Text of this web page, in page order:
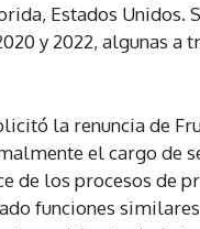
Estados Unidos.
y 2022, algunas a
la renuncia de
el cargo de
de los procesos de
funciones